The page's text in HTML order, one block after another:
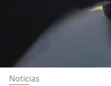
Noticias